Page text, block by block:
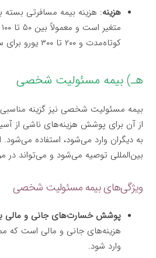
هزینه: هزینه بیمه مسافرتی
کوتاه‌مدت و ۲۰۰ تا ۳۰۰ یورو برای سفرهای بلندمدت است.
هـ) بیمه مسئولیت شخصی
بیمه مسئولیت شخصی نیز گزینه
از آن برای پوشش هزینه‌های ناشی از
به دیگران وارد می‌شود، استفاده می‌شود.
بین‌المللی توصیه می‌شود و می‌تواند در
ویژگی‌های بیمه مسئولیت شخصی
پوشش خسارت‌های جانی و مالی
هزینه‌های جانی و مالی است که
وارد شود.